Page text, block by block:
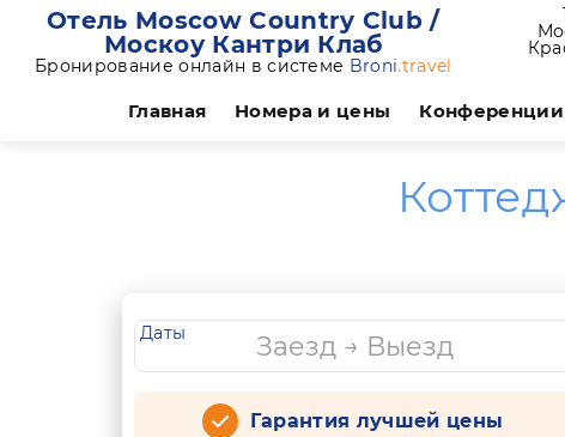
Отель Moscow Country Club /
Москоу Кантри Клаб
Бронирование онлайн в системе Broni.travel
Главная Номера и цены Конференции
Даты
Гарантия лучшей цены